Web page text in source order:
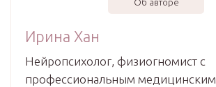
Об авторе
Ирина Хан
Нейропсихолог, физиогномист с
профессиональным медицинским